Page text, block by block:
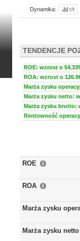
Dynamika: r/r
TENDENCJE
ROE: wzrost o
ROA: wzrost o
Marża zysku
Marża zysku netto:
Marża zysku brutto:
Rentowność
ROE
ROA
Marża zysku
Marża zysku netto